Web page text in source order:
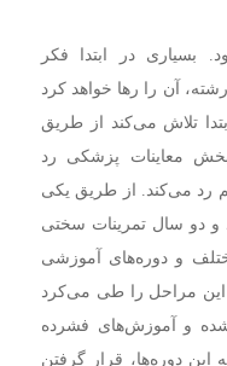
بسیاری در ابتدا فکر
آن را رها خواهد کرد
تلاش می‌کند از طریق
معاینات پزشکی رد
رد می‌کند. از طریق یکی
و دو سال تمرینات سختی
و دوره‌های آموزشی
مراحل را طی می‌کرد
شده و آموزش‌های فشرده
دوره‌ها، قرار گرفتن